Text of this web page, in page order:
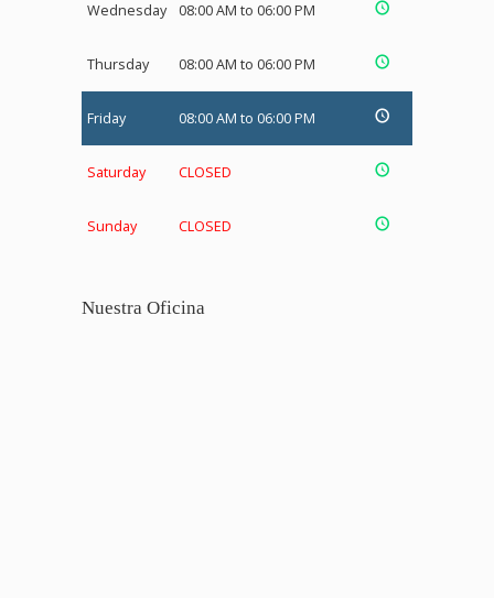
Wednesday 08:00 AM to 06:00 PM
Thursday 08:00 AM to 06:00 PM
Friday 08:00 AM to 06:00 PM
Saturday CLOSED
Sunday CLOSED
Nuestra Oficina